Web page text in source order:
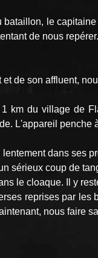
le
de nous repérer.
de son affluent,
du village de
L'appareil
dans ses
sérieux coup de
le cloaque. Il y
reprises par
nous faire